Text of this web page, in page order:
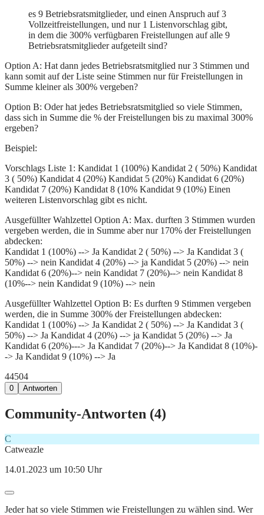
es 9 Betriebsratsmitglieder, und einen Anspruch auf 3
Vollzeitfreistellungen, und nur 1 Listenvorschlag gibt,
in dem die 300% verfügbaren Freistellungen auf alle 9
Betriebsratsmitglieder aufgeteilt sind?
Option A: Hat dann jedes Betriebsratsmitglied nur 3 Stimmen und
kann somit auf der Liste seine Stimmen nur für Freistellungen in
Summe kleiner als 300% vergeben?
Option B: Oder hat jedes Betriebsratsmitglied so viele Stimmen,
dass sich in Summe die % der Freistellungen bis zu maximal 300%
ergeben?
Beispiel:
Vorschlags Liste 1: Kandidat 1 (100%) Kandidat 2 ( 50%) Kandidat
3 ( 50%) Kandidat 4 (20%) Kandidat 5 (20%) Kandidat 6 (20%)
Kandidat 7 (20%) Kandidat 8 (10% Kandidat 9 (10%) Einen
weiteren Listenvorschlag gibt es nicht.
Ausgefüllter Wahlzettel Option A: Max. durften 3 Stimmen wurden
vergeben werden, die in Summe aber nur 170% der Freistellungen
abdecken:
Kandidat 1 (100%) --> Ja Kandidat 2 ( 50%) --> Ja Kandidat 3 (
50%) --> nein Kandidat 4 (20%) --> ja Kandidat 5 (20%) --> nein
Kandidat 6 (20%)--> nein Kandidat 7 (20%)--> nein Kandidat 8
(10%--> nein Kandidat 9 (10%) --> nein
Ausgefüllter Wahlzettel Option B: Es durften 9 Stimmen vergeben
werden, die in Summe 300% der Freistellungen abdecken:
Kandidat 1 (100%) --> Ja Kandidat 2 ( 50%) --> Ja Kandidat 3 (
50%) --> Ja Kandidat 4 (20%) --> ja Kandidat 5 (20%) --> Ja
Kandidat 6 (20%)---> Ja Kandidat 7 (20%)--> Ja Kandidat 8 (10%)-
-> Ja Kandidat 9 (10%) --> Ja
44504
0 Antworten
Community-Antworten (4)
C
Catweazle
14.01.2023 um 10:50 Uhr
Jeder hat so viele Stimmen wie Freistellungen zu wählen sind. Wer